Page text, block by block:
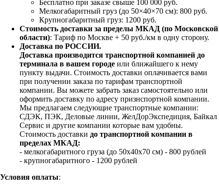
Бесплатно при заказе свыше 100 000 руб.
Мелкогабаритный груз (до 50×40×70 см): 800 руб.
Крупногабаритный груз: 1200 руб.
Стоимость доставки за пределы МКАД (по Московской
области): Тариф по Москве + 50 руб./км в одну сторону.
Доставка по РОССИИ.
Доставка производится транспортной компанией до
терминала в вашем городе или ближайшего к нему
пункту выдачи. Стоимость доставки оплачивается вами
при получении заказа по тарифам транспортной
компании. Вы можете забрать заказ самостоятельно или
оформить доставку по адресу признспортной компании.
Мы предлагаем следующие транспортные компании:
СДЭК, ПЭК, Деловые линии, ЖелДорЭкспедиция, Байкал
Сервис и другие компании которые вам удобны.
Стоимость доставки до транспортной компании в
пределах МКАД:
- мелкогабаритного груза (до 50х40х70 см) - 800 рублей
- крупногабаритного - 1200 рублей
Условия оплаты: